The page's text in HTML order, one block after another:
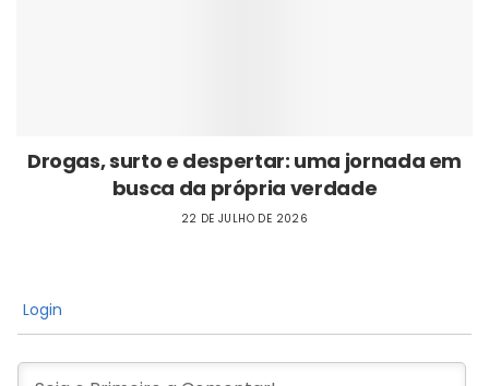
Drogas, surto e despertar: uma jornada em
busca da própria verdade
22 DE JULHO DE 2026
Login